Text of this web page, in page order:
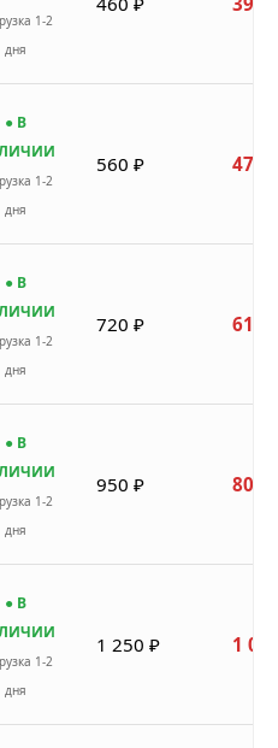
1-2
дня
● В
1-2
дня
560 ₽ 476
● В
1-2
дня
720 ₽ 612
● В
1-2
дня
950 ₽ 808
● В
1-2
дня
1 250 ₽ 1